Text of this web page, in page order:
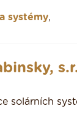
systémy,
solárních